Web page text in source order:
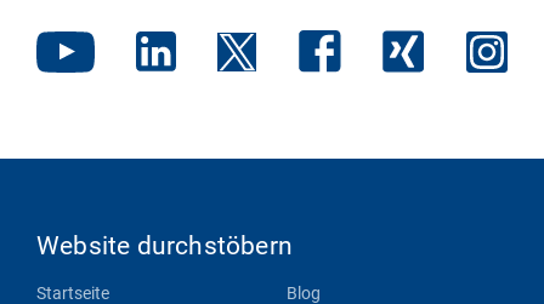
Website durchstöbern
Startseite
Blog